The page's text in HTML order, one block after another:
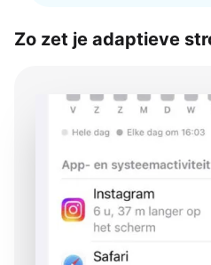
Zo zet je adaptieve